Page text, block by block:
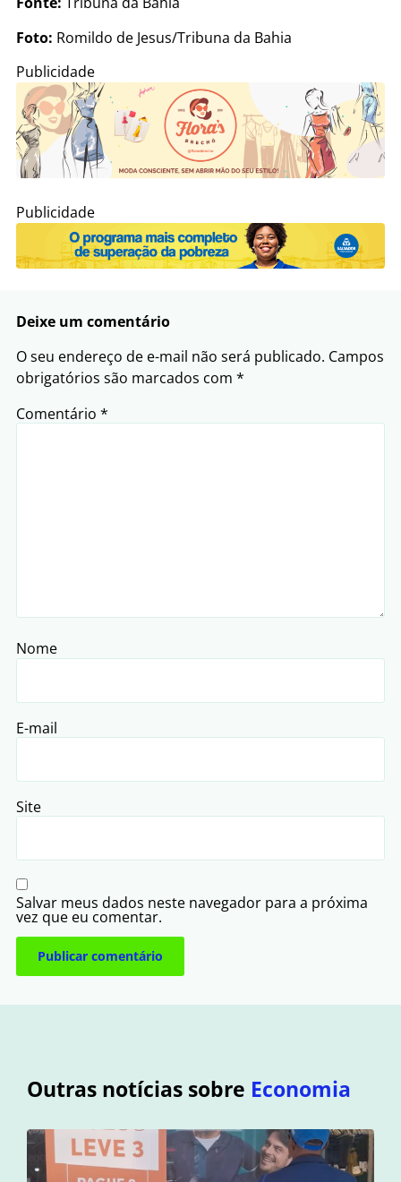
Foto: Romildo de Jesus/Tribuna da Bahia
Publicidade
Publicidade
Deixe um comentário
O seu endereço de e-mail não será publicado. Campos
obrigatórios são marcados com *
Comentário *
Nome
E-mail
Site
Salvar meus dados neste navegador para a próxima
vez que eu comentar.
Outras notícias sobre Economia